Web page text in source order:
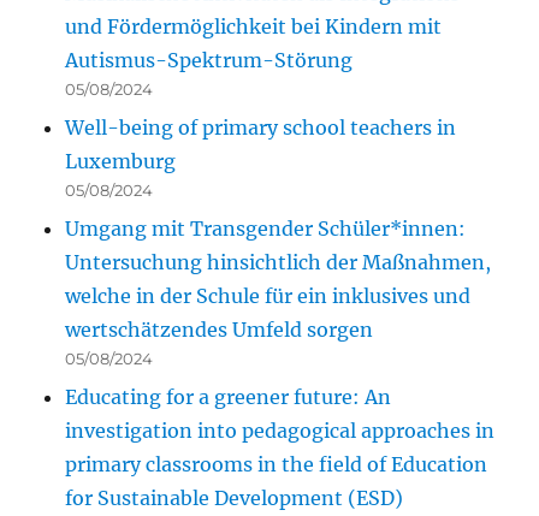
und Fördermöglichkeit bei Kindern mit
Autismus-Spektrum-Störung
05/08/2024
Well-being of primary school teachers in
Luxemburg
05/08/2024
Umgang mit Transgender Schüler*innen:
Untersuchung hinsichtlich der Maßnahmen,
welche in der Schule für ein inklusives und
wertschätzendes Umfeld sorgen
05/08/2024
Educating for a greener future: An
investigation into pedagogical approaches in
primary classrooms in the field of Education
for Sustainable Development (ESD)